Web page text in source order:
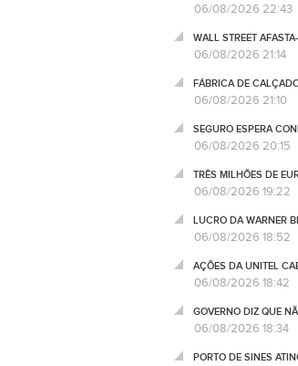
06/08/2026 22:43
WALL STREET
06/08/2026 21:14
FÁBRICA DE
06/08/2026 21:10
SEGURO ESPERA
06/08/2026 20:15
TRÊS MILHÕES DE
06/08/2026 19:22
LUCRO DA WARNER
06/08/2026 18:52
AÇÕES DA UNITEL
06/08/2026 18:42
GOVERNO DIZ QUE
06/08/2026 18:34
PORTO DE SINES